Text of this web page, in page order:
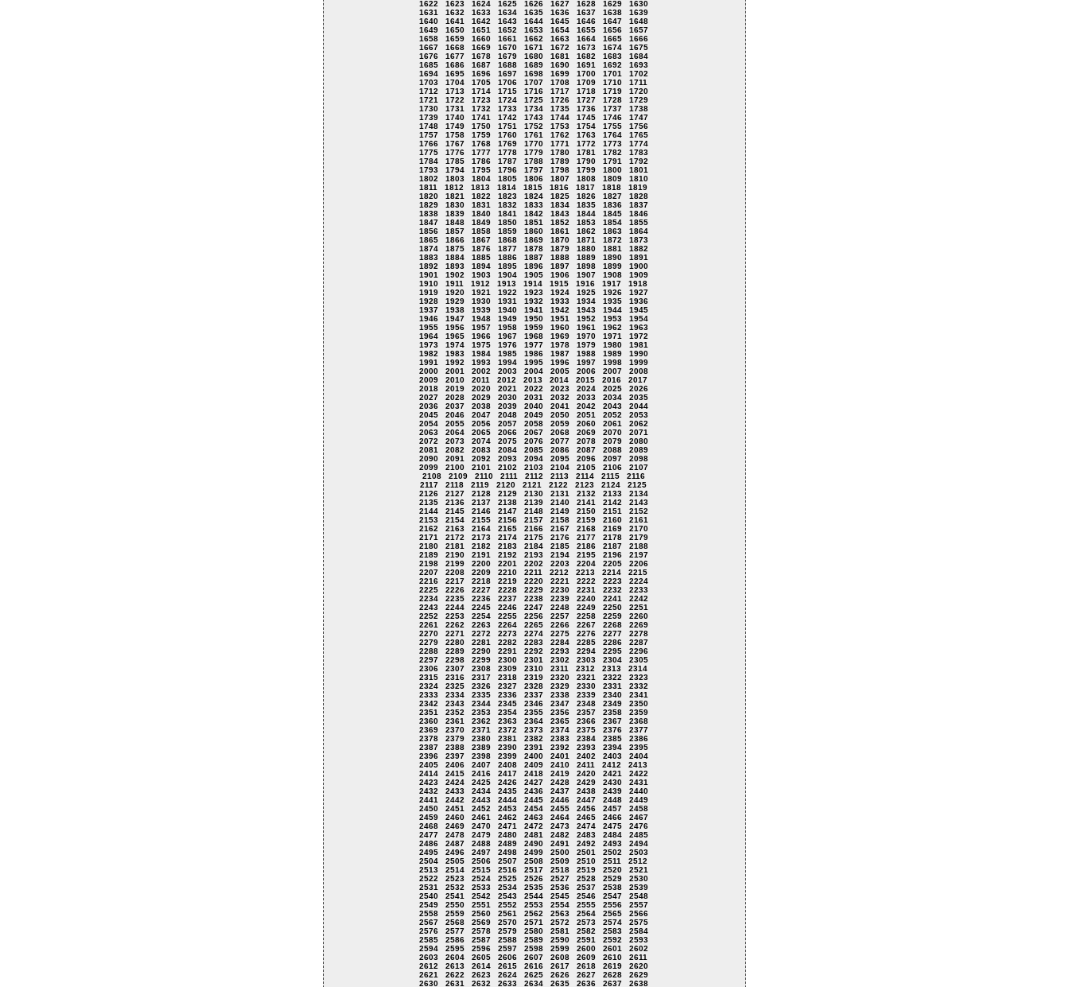
1622
1623 1624 1625 1626 1627 1628 1629
1630
1631
1632 1633 1634 1635 1636 1637 1638
1639
1640
1641 1642 1643 1644 1645 1646 1647
1648
1649
1650 1651 1652 1653 1654 1655 1656
1657
1658
1659 1660 1661 1662 1663 1664 1665
1666
1667
1668 1669 1670 1671 1672 1673 1674
1675
1676
1677 1678 1679 1680 1681 1682 1683
1684
1685
1686 1687 1688 1689 1690 1691 1692
1693
1694
1695 1696 1697 1698 1699 1700 1701
1702
1703
1704 1705 1706 1707 1708 1709 1710
1711
1712
1713 1714 1715 1716 1717 1718 1719
1720
1721
1722 1723 1724 1725 1726 1727 1728
1729
1730
1731 1732 1733 1734 1735 1736 1737
1738
1739
1740 1741 1742 1743 1744 1745 1746
1747
1748
1749 1750 1751 1752 1753 1754 1755
1756
1757
1758 1759 1760 1761 1762 1763 1764
1765
1766
1767 1768 1769 1770 1771 1772 1773
1774
1775
1776 1777 1778 1779 1780 1781 1782
1783
1784
1785 1786 1787 1788 1789 1790 1791
1792
1793
1794 1795 1796 1797 1798 1799 1800
1801
1802
1803 1804 1805 1806 1807 1808 1809
1810
1811
1812 1813 1814 1815 1816 1817 1818
1819
1820
1821 1822 1823 1824 1825 1826 1827
1828
1829
1830 1831 1832 1833 1834 1835 1836
1837
1838
1839 1840 1841 1842 1843 1844 1845
1846
1847
1848 1849 1850 1851 1852 1853 1854
1855
1856
1857 1858 1859 1860 1861 1862 1863
1864
1865
1866 1867 1868 1869 1870 1871 1872
1873
1874
1875 1876 1877 1878 1879 1880 1881
1882
1883
1884 1885 1886 1887 1888 1889 1890
1891
1892
1893 1894 1895 1896 1897 1898 1899
1900
1901
1902 1903 1904 1905 1906 1907 1908
1909
1910
1911 1912 1913 1914 1915 1916 1917
1918
1919
1920 1921 1922 1923 1924 1925 1926
1927
1928
1929 1930 1931 1932 1933 1934 1935
1936
1937
1938 1939 1940 1941 1942 1943 1944
1945
1946
1947 1948 1949 1950 1951 1952 1953
1954
1955
1956 1957 1958 1959 1960 1961 1962
1963
1964
1965 1966 1967 1968 1969 1970 1971
1972
1973
1974 1975 1976 1977 1978 1979 1980
1981
1982
1983 1984 1985 1986 1987 1988 1989
1990
1991
1992 1993 1994 1995 1996 1997 1998
1999
2000
2001 2002 2003 2004 2005 2006 2007
2008
2009
2010 2011 2012 2013 2014 2015 2016
2017
2018
2019 2020 2021 2022 2023 2024 2025
2026
2027
2028 2029 2030 2031 2032 2033 2034
2035
2036
2037 2038 2039 2040 2041 2042 2043
2044
2045
2046 2047 2048 2049 2050 2051 2052
2053
2054
2055 2056 2057 2058 2059 2060 2061
2062
2063
2064 2065 2066 2067 2068 2069 2070
2071
2072
2073 2074 2075 2076 2077 2078 2079
2080
2081
2082 2083 2084 2085 2086 2087 2088
2089
2090
2091 2092 2093 2094 2095 2096 2097
2098
2099
2100 2101 2102 2103 2104 2105 2106
2107
2108
2109 2110 2111 2112 2113 2114 2115
2116
2117
2118 2119 2120 2121 2122 2123 2124
2125
2126
2127 2128 2129 2130 2131 2132 2133
2134
2135
2136 2137 2138 2139 2140 2141 2142
2143
2144
2145 2146 2147 2148 2149 2150 2151
2152
2153
2154 2155 2156 2157 2158 2159 2160
2161
2162
2163 2164 2165 2166 2167 2168 2169
2170
2171
2172 2173 2174 2175 2176 2177 2178
2179
2180
2181 2182 2183 2184 2185 2186 2187
2188
2189
2190 2191 2192 2193 2194 2195 2196
2197
2198
2199 2200 2201 2202 2203 2204 2205
2206
2207
2208 2209 2210 2211 2212 2213 2214
2215
2216
2217 2218 2219 2220 2221 2222 2223
2224
2225
2226 2227 2228 2229 2230 2231 2232
2233
2234
2235 2236 2237 2238 2239 2240 2241
2242
2243
2244 2245 2246 2247 2248 2249 2250
2251
2252
2253 2254 2255 2256 2257 2258 2259
2260
2261
2262 2263 2264 2265 2266 2267 2268
2269
2270
2271 2272 2273 2274 2275 2276 2277
2278
2279
2280 2281 2282 2283 2284 2285 2286
2287
2288
2289 2290 2291 2292 2293 2294 2295
2296
2297
2298 2299 2300 2301 2302 2303 2304
2305
2306
2307 2308 2309 2310 2311 2312 2313
2314
2315
2316 2317 2318 2319 2320 2321 2322
2323
2324
2325 2326 2327 2328 2329 2330 2331
2332
2333
2334 2335 2336 2337 2338 2339 2340
2341
2342
2343 2344 2345 2346 2347 2348 2349
2350
2351
2352 2353 2354 2355 2356 2357 2358
2359
2360
2361 2362 2363 2364 2365 2366 2367
2368
2369
2370 2371 2372 2373 2374 2375 2376
2377
2378
2379 2380 2381 2382 2383 2384 2385
2386
2387
2388 2389 2390 2391 2392 2393 2394
2395
2396
2397 2398 2399 2400 2401 2402 2403
2404
2405
2406 2407 2408 2409 2410 2411 2412
2413
2414
2415 2416 2417 2418 2419 2420 2421
2422
2423
2424 2425 2426 2427 2428 2429 2430
2431
2432
2433 2434 2435 2436 2437 2438 2439
2440
2441
2442 2443 2444 2445 2446 2447 2448
2449
2450
2451 2452 2453 2454 2455 2456 2457
2458
2459
2460 2461 2462 2463 2464 2465 2466
2467
2468
2469 2470 2471 2472 2473 2474 2475
2476
2477
2478 2479 2480 2481 2482 2483 2484
2485
2486
2487 2488 2489 2490 2491 2492 2493
2494
2495
2496 2497 2498 2499 2500 2501 2502
2503
2504
2505 2506 2507 2508 2509 2510 2511
2512
2513
2514 2515 2516 2517 2518 2519 2520
2521
2522
2523 2524 2525 2526 2527 2528 2529
2530
2531
2532 2533 2534 2535 2536 2537 2538
2539
2540
2541 2542 2543 2544 2545 2546 2547
2548
2549
2550 2551 2552 2553 2554 2555 2556
2557
2558
2559 2560 2561 2562 2563 2564 2565
2566
2567
2568 2569 2570 2571 2572 2573 2574
2575
2576
2577 2578 2579 2580 2581 2582 2583
2584
2585
2586 2587 2588 2589 2590 2591 2592
2593
2594
2595 2596 2597 2598 2599 2600 2601
2602
2603
2604 2605 2606 2607 2608 2609 2610
2611
2612
2613 2614 2615 2616 2617 2618 2619
2620
2621
2622 2623 2624 2625 2626 2627 2628
2629
2630
2631 2632 2633 2634 2635 2636 2637 2638